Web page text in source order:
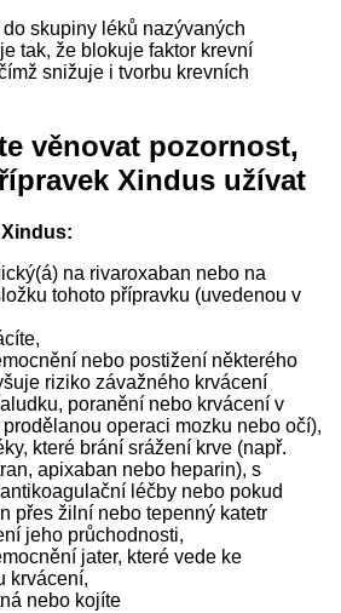
skupiny léků nazývaných
tak, že blokuje faktor krevní
snižuje i tvorbu krevních
věnovat pozornost,
Xindus užívat
na rivaroxaban nebo na
tohoto přípravku (uvedenou v
nebo postižení některého
riziko závažného krvácení
poranění nebo krvácení v
operaci mozku nebo očí),
které brání srážení krve (např.
apixaban nebo heparin), s
léčby nebo pokud
přes žilní nebo tepenný katetr
jeho průchodnosti,
jater, které vede ke
krvácení,
nebo kojíte